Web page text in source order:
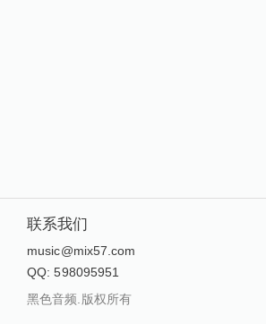
联系我们
music@mix57.com
QQ: 598095951
黑色音频.版权所有